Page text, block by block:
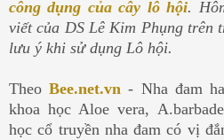
công dụng của cây lô hội.
viết của DS Lê Kim Phụng trên
lưu ý khi sử dụng Lô hội.
Theo Bee.net.vn- Nha đam
khoa học Aloe vera,
học cổ truyền nha đam có vị